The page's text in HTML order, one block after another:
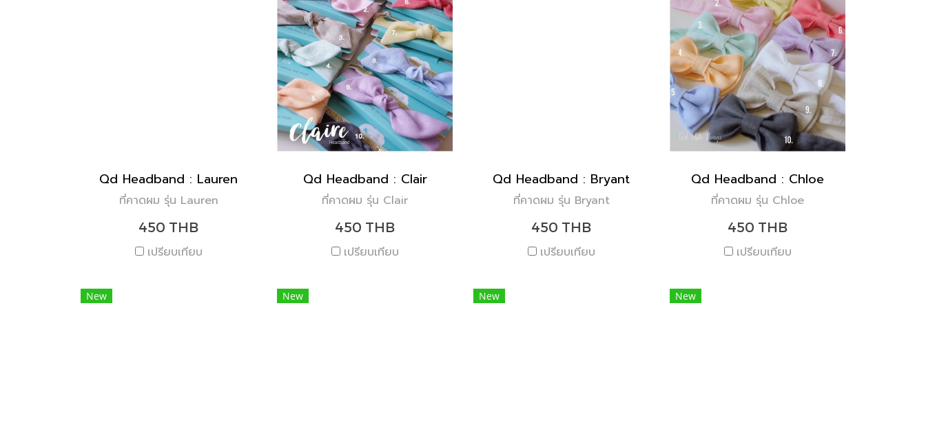
Qd Headband : Lauren
ที่คาดผม รุ่น Lauren
450 THB
เปรียบเทียบ
Qd Headband : Clair
ที่คาดผม รุ่น Clair
450 THB
เปรียบเทียบ
Qd Headband : Bryant
ที่คาดผม รุ่น Bryant
450 THB
เปรียบเทียบ
Qd Headband : Chloe
ที่คาดผม รุ่น Chloe
450 THB
เปรียบเทียบ
New New New New